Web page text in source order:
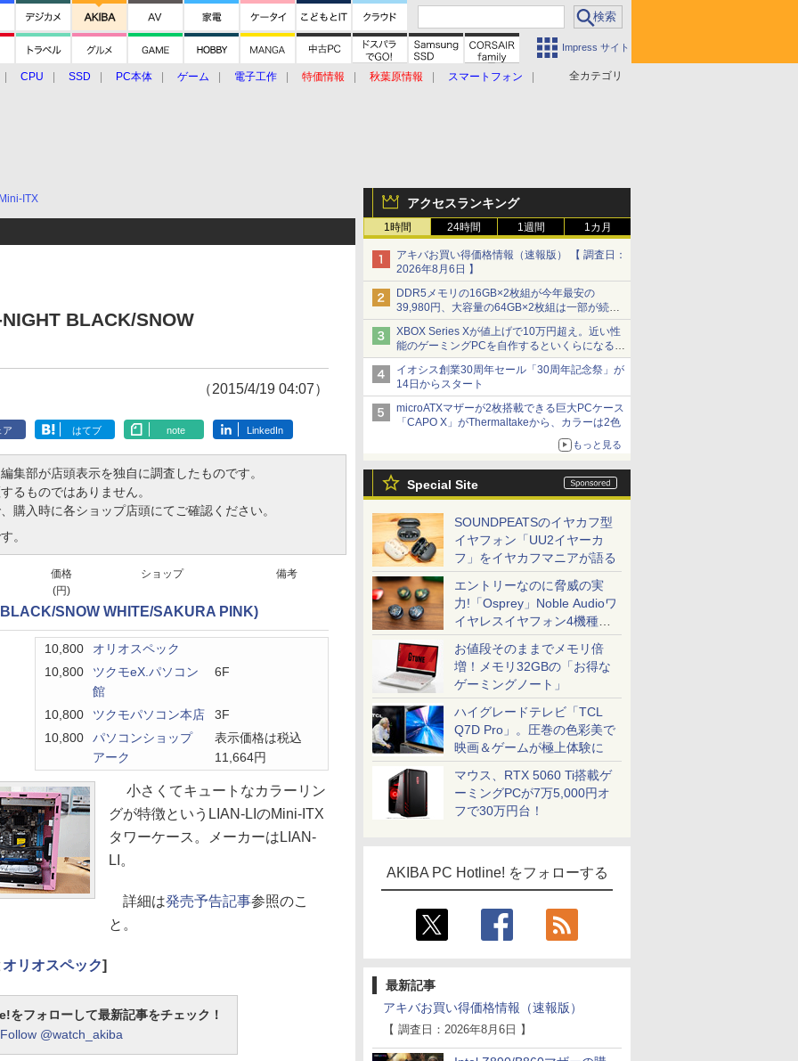
Impress サイト
全カテゴリ
CPU SSD PC本体 ゲーム 電子工作 特価情報 秋葉原情報
スマートフォン
アクセスランキング
1時間 24時間 1週間 1カ月
アキバお買い得価格情報（速報版） 【 調査日：
2026年8月6日 】
DDR5メモリの16GB×2枚組が今年最安の
39,980円、大容量の64GB×2枚組は一部が続騰
[8月前半のメモリ価格]
XBOX Series Xが値上げで10万円超え。近い性
能のゲーミングPCを自作するといくらになる？
【石田賀津男の『酒の肴にPCゲーム』】
イオシス創業30周年セール「30周年記念祭」が
14日からスタート
microATXマザーが2枚搭載できる巨大PCケース
「CAPO X」がThermaltakeから、カラーは2色
もっと見る
Special Site
SOUNDPEATSのイヤカフ型
イヤフォン「UU2イヤーカ
フ」をイヤカフマニアが語る
エントリーなのに脅威の実
力!「Osprey」Noble Audioワ
イヤレスイヤフォン4機種を
一気に聴く
お値段そのままでメモリ倍
増！メモリ32GBの「お得な
ゲーミングノート」
ハイグレードテレビ「TCL
Q7D Pro」。圧巻の色彩美で
映画＆ゲームが極上体験に
マウス、RTX 5060 Ti搭載ゲ
ーミングPCが7万5,000円オ
フで30万円台！
AKIBA PC Hotline! をフォローする
最新記事
アキバお買い得価格情報（速報版）
【 調査日：2026年8月6日 】
Mini-ITX
BLACK/SNOW
（2015/4/19 04:07）
ア はてブ note LinkedIn
集部が店頭表示を独自に調査したものです。
るものではありません。
購入時に各ショップ店頭にてご確認ください。
。
価格
(円)
ショップ 備考
SNOW WHITE/SAKURA PINK)
10,800
オリオスペック
10,800
ツクモeX.パソコン
館
6F
10,800 ツクモパソコン本店
3F
10,800
パソコンショップ
アーク
表示価格は税込
11,664円
小さくてキュートなカラーリン
グが特徴というLIAN-LIのMini-ITX
タワーケース。メーカーはLIAN-
LI。
詳細は発売予告記事参照のこ
と。
オリオスペック]
フォローして最新記事をチェック！
Follow @watch_akiba